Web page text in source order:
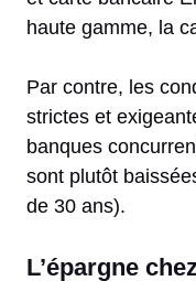
haute gamme, la
Par contre, les
strictes et
banques
sont plutôt
de 30 ans).
L’épargne